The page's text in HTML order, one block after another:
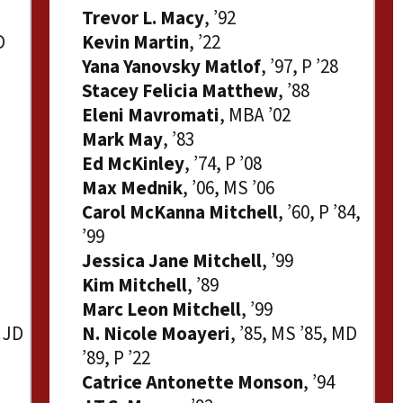
Trevor L. Macy, ’92
Kevin Martin, ’22
Yana Yanovsky Matlof, ’97, P ’28
Stacey Felicia Matthew, ’88
Eleni Mavromati, MBA ’02
Mark May, ’83
Ed McKinley, ’74, P ’08
Max Mednik, ’06, MS ’06
Carol McKanna Mitchell, ’60, P ’84,
’99
Jessica Jane Mitchell, ’99
Kim Mitchell, ’89
Marc Leon Mitchell, ’99
N. Nicole Moayeri, ’85, MS ’85, MD
’89, P ’22
Catrice Antonette Monson, ’94